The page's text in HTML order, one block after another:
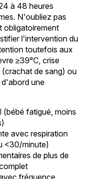
à 48 heures
N'oubliez pas
obligatoirement
l'intervention du
toutefois aux
≥39°C, crise
de sang) ou
une
fatigué, moins
avec respiration
<30/minute)
de plus de
fréquence